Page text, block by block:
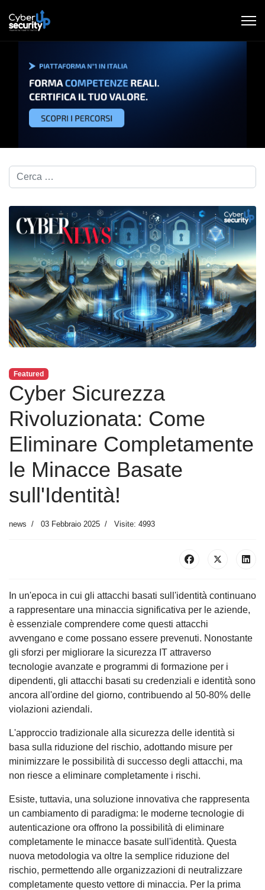
Cerca nel blog...
Featured
Cyber Sicurezza
Rivoluzionata: Come
Eliminare Completamente
le Minacce Basate
sull'Identità!
news 03 Febbraio 2025 Visite: 4993
In un'epoca in cui gli attacchi basati sull'identità continuano
a rappresentare una minaccia significativa per le aziende,
è essenziale comprendere come questi attacchi
avvengano e come possano essere prevenuti. Nonostante
gli sforzi per migliorare la sicurezza IT attraverso
tecnologie avanzate e programmi di formazione per i
dipendenti, gli attacchi basati su credenziali e identità sono
ancora all'ordine del giorno, contribuendo al 50-80% delle
violazioni aziendali.
L'approccio tradizionale alla sicurezza delle identità si
basa sulla riduzione del rischio, adottando misure per
minimizzare le possibilità di successo degli attacchi, ma
non riesce a eliminare completamente i rischi.
Esiste, tuttavia, una soluzione innovativa che rappresenta
un cambiamento di paradigma: le moderne tecnologie di
autenticazione ora offrono la possibilità di eliminare
completamente le minacce basate sull'identità. Questa
nuova metodologia va oltre la semplice riduzione del
rischio, permettendo alle organizzazioni di neutralizzare
completamente questo vettore di minaccia. Per la prima